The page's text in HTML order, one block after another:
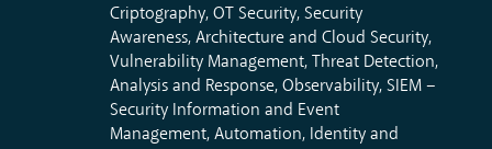
Criptography, OT Security, Security
Awareness, Architecture and Cloud Security,
Vulnerability Management, Threat Detection,
Analysis and Response, Observability, SIEM –
Security Information and Event
Management, Automation, Identity and